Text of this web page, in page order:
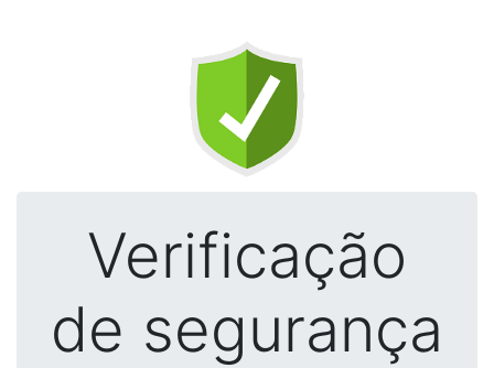
Verificação
de segurança